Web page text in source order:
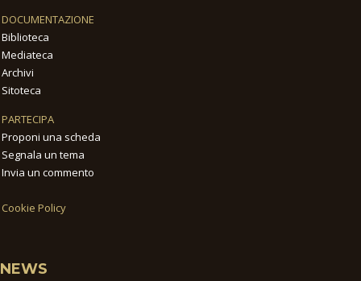
DOCUMENTAZIONE
Biblioteca
Mediateca
Archivi
Sitoteca
PARTECIPA
Proponi una scheda
Segnala un tema
Invia un commento
Cookie Policy
NEWS